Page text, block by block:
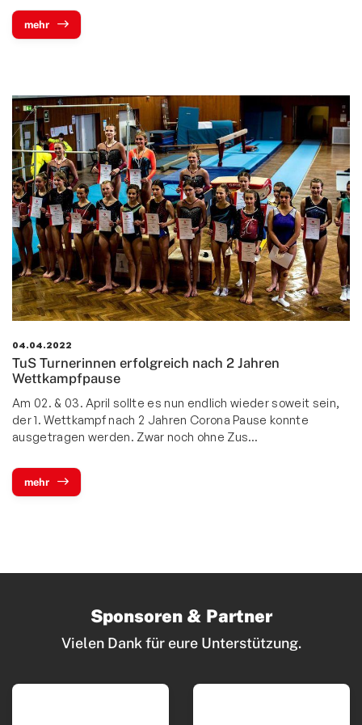
mehr
04.04.2022
TuS Turnerinnen erfolgreich nach 2 Jahren
Wettkampfpause
Am 02. & 03. April sollte es nun endlich wieder soweit sein,
der 1. Wettkampf nach 2 Jahren Corona Pause konnte
ausgetragen werden. Zwar noch ohne Zus…
mehr
Sponsoren & Partner
Vielen Dank für eure Unterstützung.
Aktuelles
Downloads
Volleyball
Yoga
Zwiebelbühne
Mitglieder-Service
Verantwortung